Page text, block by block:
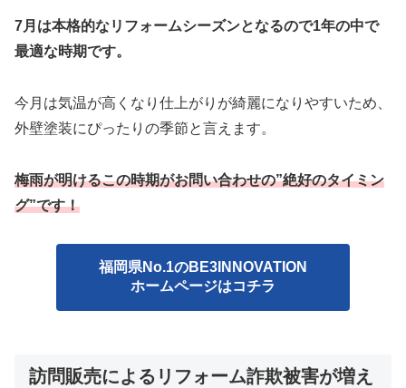
7月は本格的なリフォームシーズンとなるので1年の中で
最適な時期です。
今月は気温が高くなり仕上がりが綺麗になりやすいため、
外壁塗装にぴったりの季節と言えます。
梅雨が明けるこの時期がお問い合わせの”絶好のタイミン
グ”です！
福岡県No.1のBE3INNOVATION
ホームページはコチラ
訪問販売によるリフォーム詐欺被害が増え